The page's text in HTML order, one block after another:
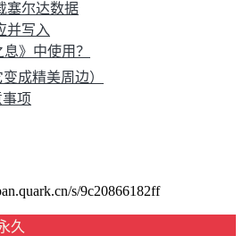
塞尔达数据
并写入
》中使用？
成精美周边）
项
s/9c20866182ff
久